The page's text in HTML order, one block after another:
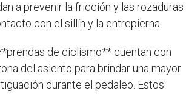
a prevenir la fricción y las rozaduras
con el sillín y la entrepierna.
de ciclismo** cuentan con
del asiento para brindar una mayor
durante el pedaleo. Estos